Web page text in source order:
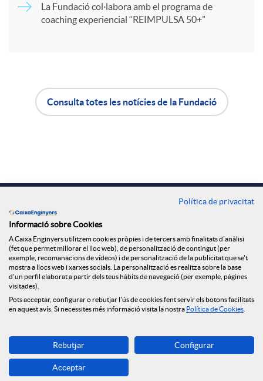
a
r
x
e
s
S
La Fundació col·labora amb el programa de
coaching experiencial “REIMPULSA 50+”
l
i
c
a
c
t
ó
n
n
o
Consulta totes les notícies de la Fundació
Troba'ns a
Blog
Descarrega-la ara
Banca MOBILE
© Grup Caixa Enginyers 2026
Política de privacitat
Informació sobre Cookies
A Caixa Enginyers utilitzem cookies pròpies i de tercers amb finalitats d'anàlisi
(fet que permet millorar el lloc web), de personalització de contingut (per
exemple, recomanacions de vídeos) i de personalització de la publicitat que se't
mostra a llocs web i xarxes socials. La personalització es realitza sobre la base
d'un perfil elaborat a partir dels teus hàbits de navegació (per exemple, pàgines
visitades).
Pots acceptar, configurar o rebutjar l'ús de cookies fent servir els botons facilitats
en aquest avís. Si necessites més informació visita la nostra Política de Cookies
Rebutjar Configurar
Acceptar